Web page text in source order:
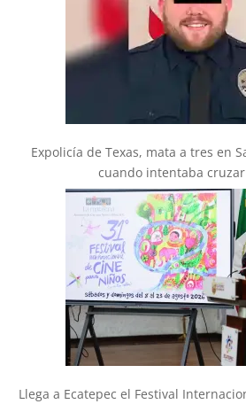
Expolicía de Texas, mata a tres en
cuando intentaba cruzar
Llega a Ecatepec el Festival